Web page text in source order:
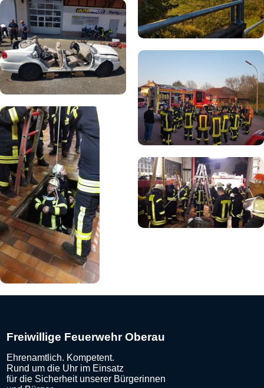
Freiwillige Feuerwehr Oberau
Ehrenamtlich. Kompetent.
Rund um die Uhr im Einsatz
für die Sicherheit unserer Bürgerinnen